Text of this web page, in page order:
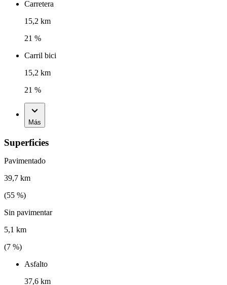
Carretera
15,2 km
21 %
Carril bici
15,2 km
21 %
Más
Superficies
Pavimentado
39,7 km
(55 %)
Sin pavimentar
5,1 km
(7 %)
Asfalto
37,6 km